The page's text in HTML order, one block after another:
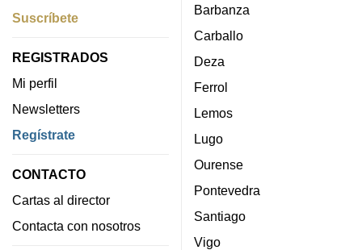
Suscríbete
REGISTRADOS
Mi perfil
Newsletters
Regístrate
CONTACTO
Cartas al director
Contacta con nosotros
Barbanza
Carballo
Deza
Ferrol
Lemos
Lugo
Ourense
Pontevedra
Santiago
Vigo